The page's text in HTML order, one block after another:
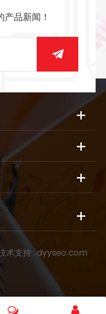
品新闻！
术支持 :dyyseo.com